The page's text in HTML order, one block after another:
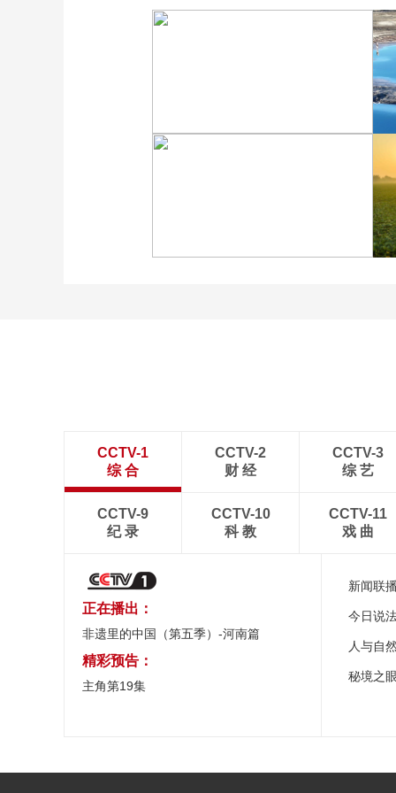
CCTV-1
综 合
CCTV-2
财 经
CCTV-3
综 艺
CCTV-9
纪 录
CCTV-10
科 教
CCTV-11
戏 曲
正在播出：
非遗里的中国（第五季）-河南篇
精彩预告：
主角第19集
新闻联
今日说
人与自
秘境之